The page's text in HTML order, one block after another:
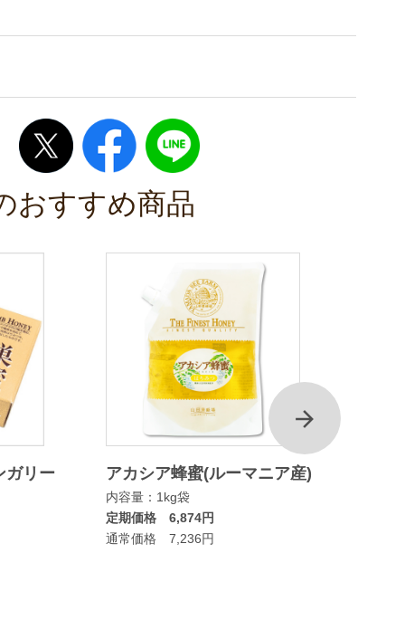
おすすめ商品
ガリー アカシア蜂蜜(ルーマニア産)
内容量：1kg袋
定期価格 6,874円
通常価格 7,236円
次